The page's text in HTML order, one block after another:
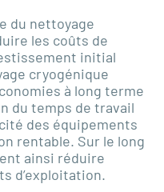
du nettoyage
les coûts de
initial
cryogénique
à long terme
du temps de travail
des équipements
rentable. Sur le long
ainsi réduire
d’exploitation.